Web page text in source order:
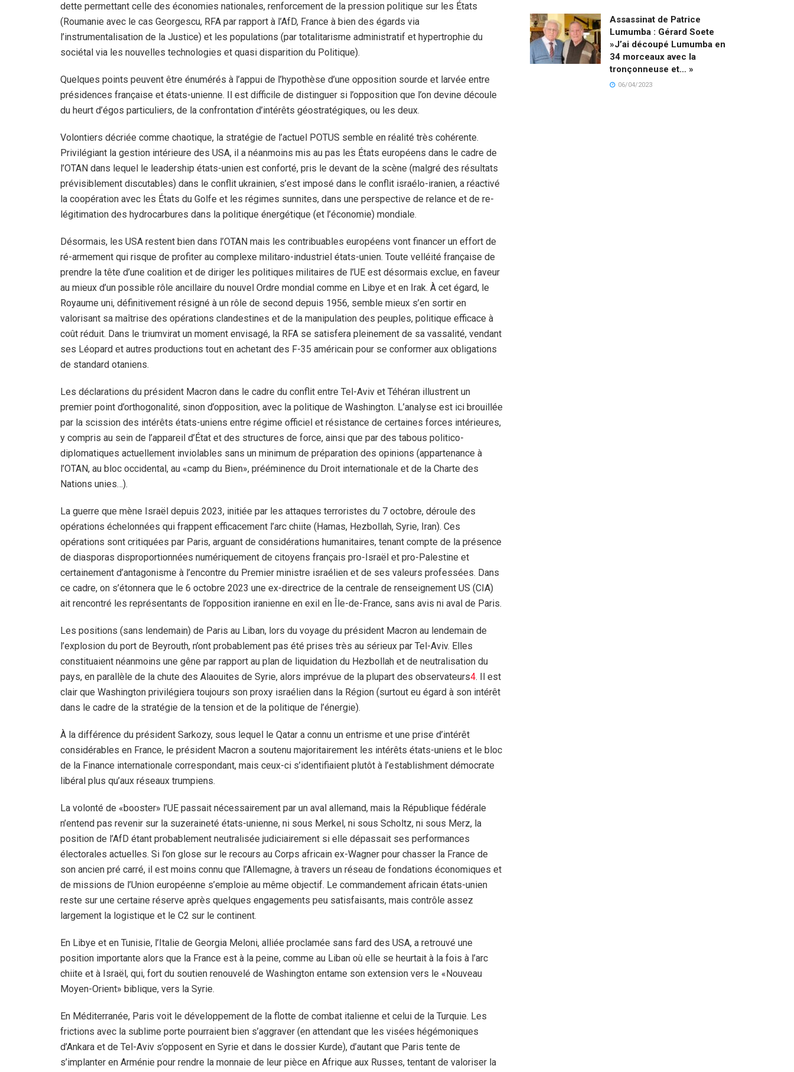
dette permettant celle des économies nationales, renforcement de la pression politique sur les États
(Roumanie avec le cas Georgescu, RFA par rapport à l’AfD, France à bien des égards via
l’instrumentalisation de la Justice) et les populations (par totalitarisme administratif et hypertrophie du
sociétal via les nouvelles technologies et quasi disparition du Politique).
Quelques points peuvent être énumérés à l’appui de l’hypothèse d’une opposition sourde et larvée entre
présidences française et états-unienne. Il est difficile de distinguer si l’opposition que l’on devine découle
du heurt d’égos particuliers, de la confrontation d’intérêts géostratégiques, ou les deux.
Volontiers décriée comme chaotique, la stratégie de l’actuel POTUS semble en réalité très cohérente.
Privilégiant la gestion intérieure des USA, il a néanmoins mis au pas les États européens dans le cadre de
l’OTAN dans lequel le leadership états-unien est conforté, pris le devant de la scène (malgré des résultats
prévisiblement discutables) dans le conflit ukrainien, s’est imposé dans le conflit israélo-iranien, a réactivé
la coopération avec les États du Golfe et les régimes sunnites, dans une perspective de relance et de re-
légitimation des hydrocarbures dans la politique énergétique (et l’économie) mondiale.
Désormais, les USA restent bien dans l’OTAN mais les contribuables européens vont financer un effort de
ré-armement qui risque de profiter au complexe militaro-industriel états-unien. Toute velléité française de
prendre la tête d’une coalition et de diriger les politiques militaires de l’UE est désormais exclue, en faveur
au mieux d’un possible rôle ancillaire du nouvel Ordre mondial comme en Libye et en Irak. À cet égard, le
Royaume uni, définitivement résigné à un rôle de second depuis 1956, semble mieux s’en sortir en
valorisant sa maîtrise des opérations clandestines et de la manipulation des peuples, politique efficace à
coût réduit. Dans le triumvirat un moment envisagé, la RFA se satisfera pleinement de sa vassalité, vendant
ses Léopard et autres productions tout en achetant des F-35 américain pour se conformer aux obligations
de standard otaniens.
Les déclarations du président Macron dans le cadre du conflit entre Tel-Aviv et Téhéran illustrent un
premier point d’orthogonalité, sinon d’opposition, avec la politique de Washington. L’analyse est ici brouillée
par la scission des intérêts états-uniens entre régime officiel et résistance de certaines forces intérieures,
y compris au sein de l’appareil d’État et des structures de force, ainsi que par des tabous politico-
diplomatiques actuellement inviolables sans un minimum de préparation des opinions (appartenance à
l’OTAN, au bloc occidental, au «camp du Bien», prééminence du Droit internationale et de la Charte des
Nations unies…).
La guerre que mène Israël depuis 2023, initiée par les attaques terroristes du 7 octobre, déroule des
opérations échelonnées qui frappent efficacement l’arc chiite (Hamas, Hezbollah, Syrie, Iran). Ces
opérations sont critiquées par Paris, arguant de considérations humanitaires, tenant compte de la présence
de diasporas disproportionnées numériquement de citoyens français pro-Israël et pro-Palestine et
certainement d’antagonisme à l’encontre du Premier ministre israélien et de ses valeurs professées. Dans
ce cadre, on s’étonnera que le 6 octobre 2023 une ex-directrice de la centrale de renseignement US (CIA)
ait rencontré les représentants de l’opposition iranienne en exil en Île-de-France, sans avis ni aval de Paris.
Les positions (sans lendemain) de Paris au Liban, lors du voyage du président Macron au lendemain de
l’explosion du port de Beyrouth, n’ont probablement pas été prises très au sérieux par Tel-Aviv. Elles
constituaient néanmoins une gêne par rapport au plan de liquidation du Hezbollah et de neutralisation du
pays, en parallèle de la chute des Alaouites de Syrie, alors imprévue de la plupart des observateurs4. Il est
clair que Washington privilégiera toujours son proxy israélien dans la Région (surtout eu égard à son intérêt
dans le cadre de la stratégie de la tension et de la politique de l’énergie).
À la différence du président Sarkozy, sous lequel le Qatar a connu un entrisme et une prise d’intérêt
considérables en France, le président Macron a soutenu majoritairement les intérêts états-uniens et le bloc
de la Finance internationale correspondant, mais ceux-ci s’identifiaient plutôt à l’establishment démocrate
libéral plus qu’aux réseaux trumpiens.
La volonté de «booster» l’UE passait nécessairement par un aval allemand, mais la République fédérale
n’entend pas revenir sur la suzeraineté états-unienne, ni sous Merkel, ni sous Scholtz, ni sous Merz, la
position de l’AfD étant probablement neutralisée judiciairement si elle dépassait ses performances
électorales actuelles. Si l’on glose sur le recours au Corps africain ex-Wagner pour chasser la France de
son ancien pré carré, il est moins connu que l’Allemagne, à travers un réseau de fondations économiques et
de missions de l’Union européenne s’emploie au même objectif. Le commandement africain états-unien
reste sur une certaine réserve après quelques engagements peu satisfaisants, mais contrôle assez
largement la logistique et le C2 sur le continent.
En Libye et en Tunisie, l’Italie de Georgia Meloni, alliée proclamée sans fard des USA, a retrouvé une
position importante alors que la France est à la peine, comme au Liban où elle se heurtait à la fois à l’arc
chiite et à Israël, qui, fort du soutien renouvelé de Washington entame son extension vers le «Nouveau
Moyen-Orient» biblique, vers la Syrie.
En Méditerranée, Paris voit le développement de la flotte de combat italienne et celui de la Turquie. Les
frictions avec la sublime porte pourraient bien s’aggraver (en attendant que les visées hégémoniques
d’Ankara et de Tel-Aviv s’opposent en Syrie et dans le dossier Kurde), d’autant que Paris tente de
s’implanter en Arménie pour rendre la monnaie de leur pièce en Afrique aux Russes, tentant de valoriser la
Assassinat de Patrice
Lumumba : Gérard Soete
»J’ai découpé Lumumba en
34 morceaux avec la
tronçonneuse et… »
06/04/2023